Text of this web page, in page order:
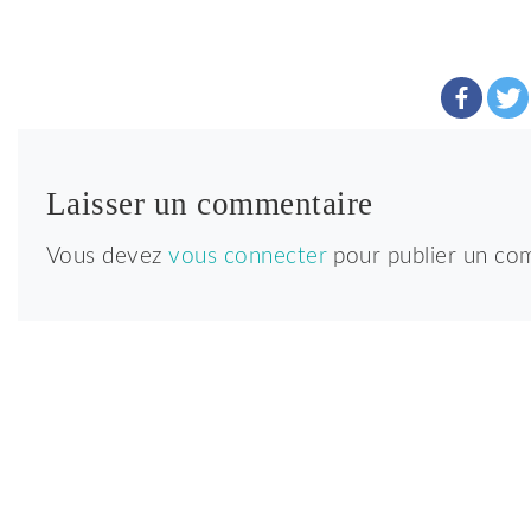
Laisser un commentaire
Vous devezvous connecter pour publier un